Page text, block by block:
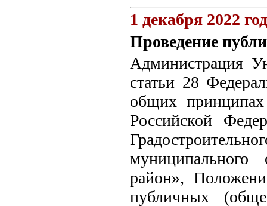
1 декабря 2022
Проведение
Администрация
статьи 28
общих принципах
Российской
муниципального
район»,
публичных